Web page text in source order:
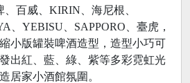
百威、KIRIN、海尼根、
、YEBISU、SAPPORO、臺虎，
小版罐裝啤酒造型，造型小巧可
出紅、藍、綠、紫等多彩霓虹光
居家小酒館氛圍。